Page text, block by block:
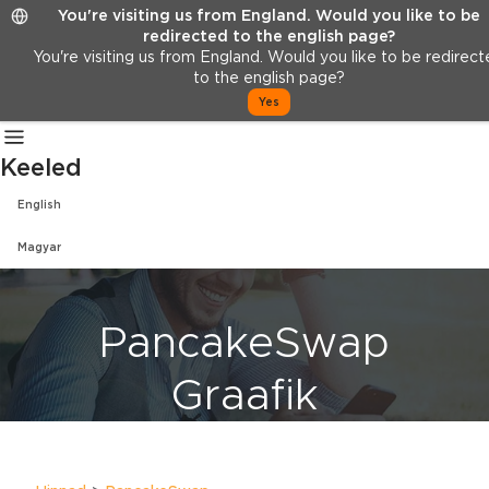
You're visiting us from England. Would you like to be
redirected to the english page?
You're visiting us from England. Would you like to be
to the english page?
Yes
Hinnad KKK
Meist
Logi sisse
Keeled
English
Magyar
PancakeSwap
Graafik